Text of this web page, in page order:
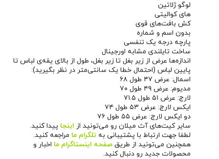
لوگو ژلاتین
های کوالیتی
کش بافت‌های قوی
بدون اسم و شماره
پارچه درجه یک تنفسی
ساخت تایلندی مشابه اورجینال
اندازه‌ها عرض از زیر بغل تا زیر بغل، طول از بالای یقه‌ی لباس تا
پایین لباس (احتمال خطا یک سانتی‌متر در نظر بگیرید):
اسمال: عرض ۴۷ طول ۶۸
مدیوم: عرض ۴۹ طول ۷۰
لارج: عرض ۵۱ طول ۷۱.۵
ایکس لارج: عرض ۵۳ طول ۷۴
دو ایکس لارج: عرض ۵۵ طول ۷۶
سایر کیت‌های آث میلان رو می‌تونید از اینجا پیدا کنید.
لطفا جهت ارتباط با پشتیبانی به تلگرام ما مراجعه کنید.
همچنین می‌تونید از طریق صفحه اینستاگرام ما اخبار و
محصولات جدید رو دنبال کنید.